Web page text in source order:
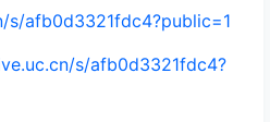
s/afb0d3321fdc4?public=1
s/afb0d3321fdc4?